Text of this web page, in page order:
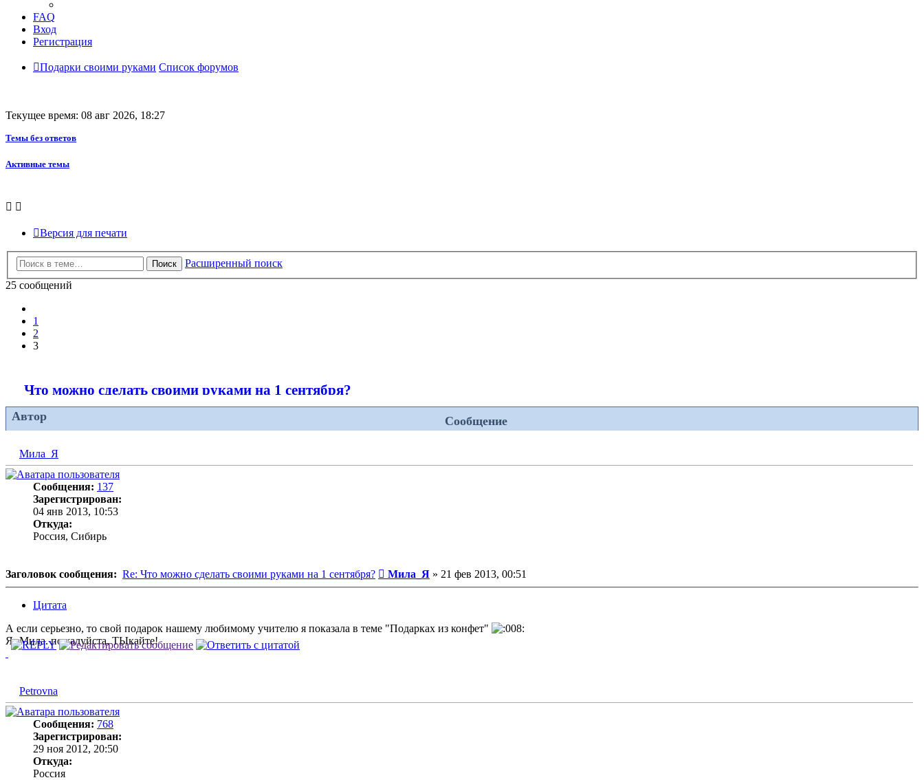
FAQ
Вход
Регистрация
Подарки своими руками Список форумов
Текущее время: 08 авг 2026, 18:27
Темы без ответов
Активные темы
Версия для печати
Поиск
Расширенный поиск
25 сообщений
1
2
3
Что можно сделать своими руками на 1 сентября?
Автор Сообщение
Мила_Я
Сообщения: 137
Зарегистрирован:
04 янв 2013, 10:53
Откуда:
Россия, Сибирь
Заголовок сообщения: Re: Что можно сделать своими руками на 1 сентября? Сообщение
Мила_Я » 21 фев 2013, 00:51
Цитата
А если серьезно, то свой подарок нашему любимому учителю я показала в теме "Подарках из конфет"
Я- Мила. пожалуйста, ТЫкайте!
Petrovna
Сообщения: 768
Зарегистрирован:
29 ноя 2012, 20:50
Откуда:
Россия